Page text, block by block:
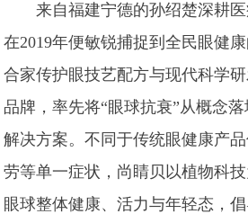
来自福建宁德的孙绍楚深耕
在2019年便敏锐捕捉到全民眼健
合家传护眼技艺配方与现代科学
品牌，率先将“眼球抗衰”从概念
解决方案。不同于传统眼健康产
劳等单一症状，尚睛贝以植物科
眼球整体健康、活力与年轻态，